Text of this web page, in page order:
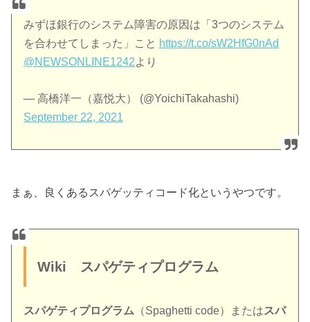
みずほ銀行のシステム障害の原因は「3つのシステム
を合わせてしまった」こと https://t.co/sW2HfG0nAd
@NEWSONLINE1242より
— 高橋洋一（嘉悦大） (@YoichiTakahashi)
September 22, 2021
まぁ、良くあるスパゲッティコード化というやつです。
Wiki スパゲティプログラム
スパゲティプログラム （Spaghetti code）またはスパ